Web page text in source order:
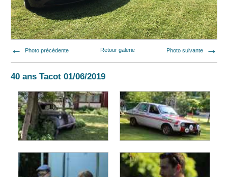
Photo précédente Retour galerie Photo suivante
40 ans Tacot 01/06/2019